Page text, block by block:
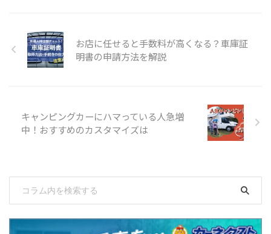
お店に任せると手数料が高くなる？車庫証
明書の申請方法を解説
キャンピングカーにハマっている人急増
中！おすすめのカスタマイズは